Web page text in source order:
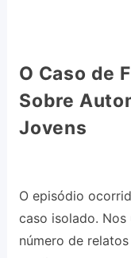
O Caso de
Sobre
Jovens
O episódio
caso isolado.
número de